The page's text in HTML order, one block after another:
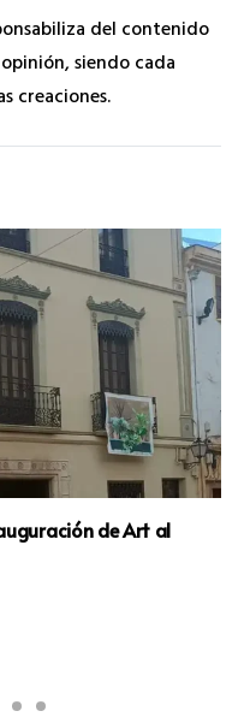
del contenido
siendo cada
creaciones.
de Art al